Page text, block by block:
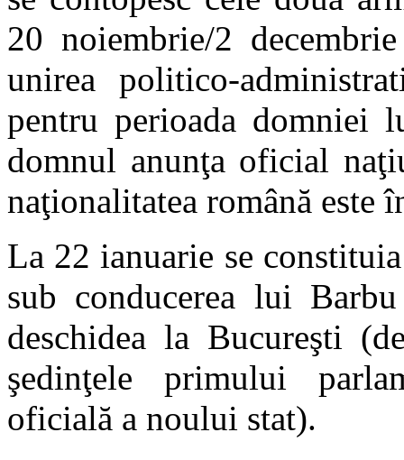
20 noiembrie/2
unirea politico-
pentru perioada domniei
domnul anunţa oficial
naţionalitatea română este
La 22 ianuarie se
sub conducerea lui
deschidea la Bucureşti
şedinţele primului
oficială a noului stat).